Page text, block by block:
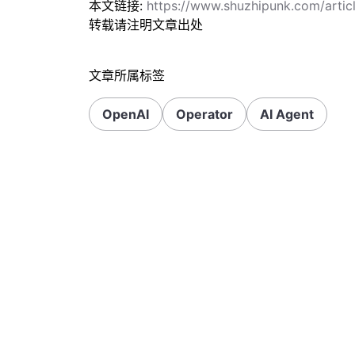
本文链接: https://www.shuzhipunk.com/
转载请注明文章出处
文章所属标签
OpenAI Operator AI Agent